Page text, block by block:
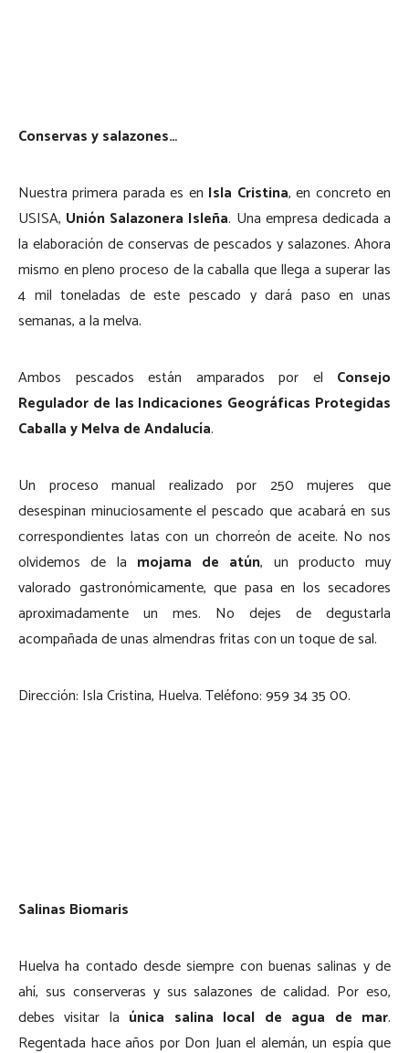
Conservas y salazones…
Nuestra primera parada es en Isla Cristina, en concreto en
USISA, Unión Salazonera Isleña. Una empresa dedicada a
la elaboración de conservas de pescados y salazones. Ahora
mismo en pleno proceso de la caballa que llega a superar las
4 mil toneladas de este pescado y dará paso en unas
semanas, a la melva.
Ambos pescados están amparados por el Consejo
Regulador de las Indicaciones Geográficas Protegidas
Caballa y Melva de Andalucía.
Un proceso manual realizado por 250 mujeres que
desespinan minuciosamente el pescado que acabará en sus
correspondientes latas con un chorreón de aceite. No nos
olvidemos de la mojama de atún, un producto muy
valorado gastronómicamente, que pasa en los secadores
aproximadamente un mes. No dejes de degustarla
acompañada de unas almendras fritas con un toque de sal.
Dirección: Isla Cristina, Huelva. Teléfono: 959 34 35 00.
Salinas Biomaris
Huelva ha contado desde siempre con buenas salinas y de
ahí, sus conserveras y sus salazones de calidad. Por eso,
debes visitar la única salina local de agua de mar.
Regentada hace años por Don Juan el alemán, un espía que